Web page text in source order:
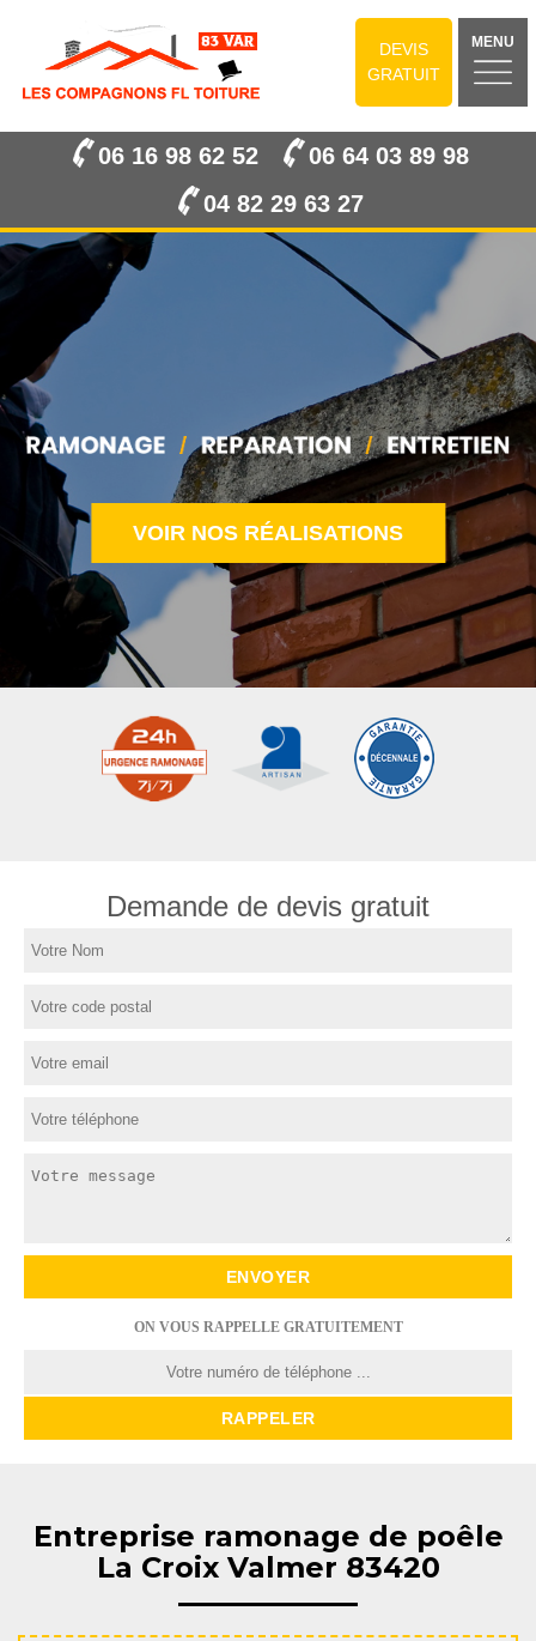
DEVIS
GRATUIT
MENU
06 16 98 62 52
06 64 03 89 98
04 82 29 63 27
VOIR NOS RÉALISATIONS
Demande de devis gratuit
ON VOUS RAPPELLE GRATUITEMENT
Entreprise ramonage de poêle
La Croix Valmer 83420